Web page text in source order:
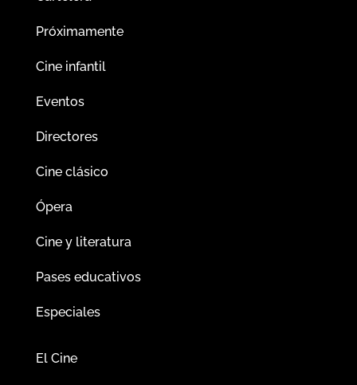
Próximamente
Cine infantil
Eventos
Directores
Cine clásico
Ópera
Cine y literatura
Pases educativos
Especiales
El Cine